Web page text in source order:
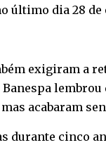
último dia 28
exigiram a
acabaram
cinco